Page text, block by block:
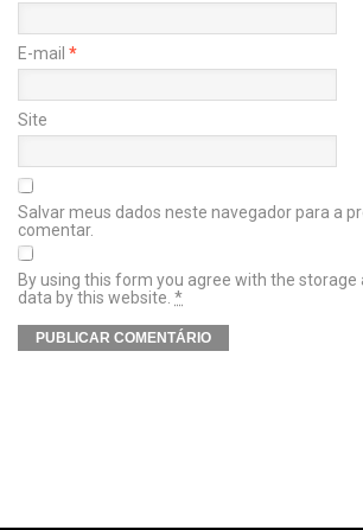
E-mail *
Site
Salvar meus dados neste navegador para a
comentar.
By using this form you agree with the
data by this website. *